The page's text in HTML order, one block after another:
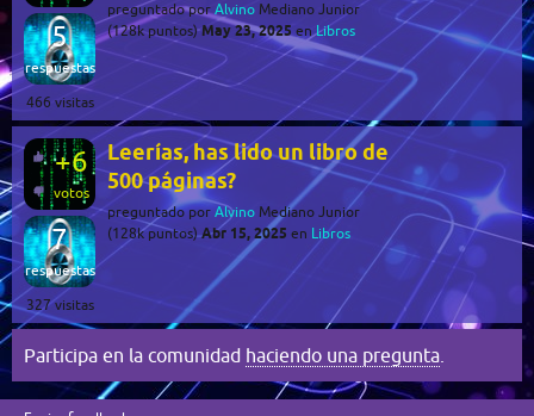
5
respuestas
466 visitas
preguntado porAlvino Mediano Junior
(128kpuntos) May 23, 2025 enLibros
+6
votos
7
respuestas
327visitas
Leerías, has lido un libro de
500 páginas?
preguntado porAlvino Mediano Junior
(128kpuntos) Abr 15, 2025 en Libros
Participa en la comunidad haciendo una pregunta